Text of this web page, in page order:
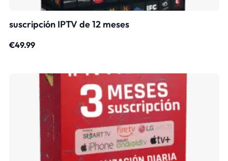
suscripción IPTV de 12 meses
€49.99